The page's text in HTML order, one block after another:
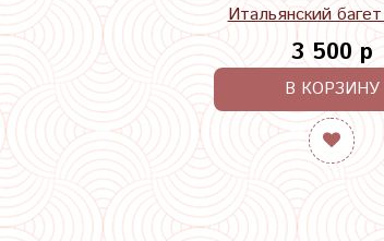
Итальянский
3 500 р
В КОРЗИНУ